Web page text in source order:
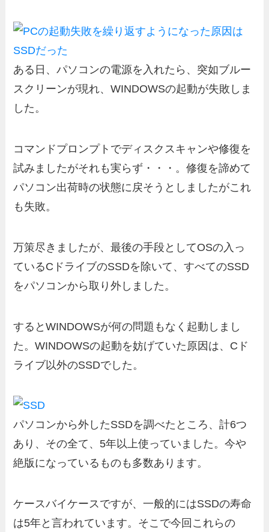
ある日、パソコンの電源を入れたら、突如ブルー
スクリーンが現れ、WINDOWSの起動が失敗しま
した。
コマンドプロンプトでディスクスキャンや修復を
試みましたがそれも実らず・・・。修復を諦めて
パソコン出荷時の状態に戻そうとしましたがこれ
も失敗。
万策尽きましたが、最後の手段としてOSの入っ
ているCドライブのSSDを除いて、すべてのSSD
をパソコンから取り外しました。
するとWINDOWSが何の問題もなく起動しまし
た。WINDOWSの起動を妨げていた原因は、Cド
ライブ以外のSSDでした。
パソコンから外したSSDを調べたところ、計6つ
あり、その全て、5年以上使っていました。今や
絶版になっているものも多数あります。
ケースバイケースですが、一般的にはSSDの寿命
は5年と言われています。そこで今回これらの